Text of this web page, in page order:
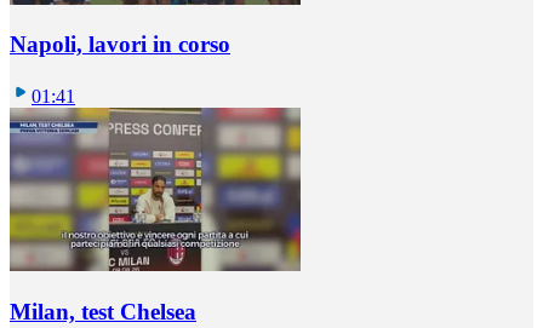
Napoli, lavori in corso
01:41
Milan, test Chelsea